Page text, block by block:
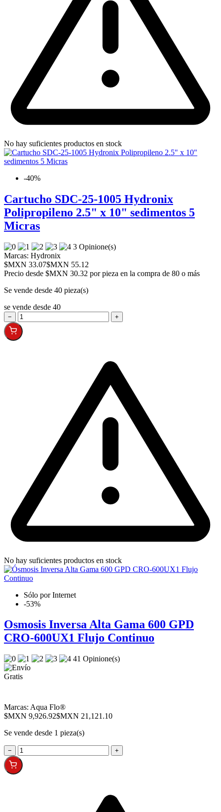
No hay suficientes productos en stock
-40%
Cartucho SDC-25-1005 Hydronix
Polipropileno 2.5" x 10" sedimentos 5
Micras
3 Opinione(s)
Marcas: Hydronix
$MXN 33.07$MXN 55.12
Precio desde $MXN 30.32 por pieza en la compra de 80 o más
Se vende desde 40 pieza(s)
se vende desde 40
− +
No hay suficientes productos en stock
Sólo por Internet
-53%
Osmosis Inversa Alta Gama 600 GPD
CRO-600UX1 Flujo Continuo
41 Opinione(s)
Marcas: Aqua Flo®
$MXN 9,926.92$MXN 21,121.10
Se vende desde 1 pieza(s)
− +